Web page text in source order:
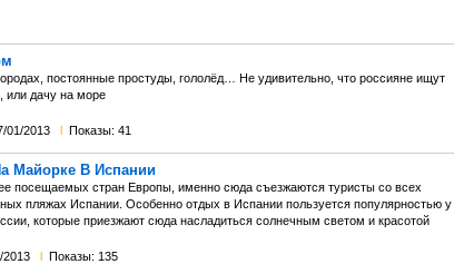
постоянные простуды, гололёд… Не удивительно, что россияне ищут
или дачу на море
01/2013 l Показы: 41
Майорке В Испании
посещаемых стран Европы, именно сюда съезжаются туристы со всех
пляжах Испании. Особенно отдых в Испании пользуется популярностью у
которые приезжают сюда насладиться солнечным светом и красотой
2013 l Показы: 135